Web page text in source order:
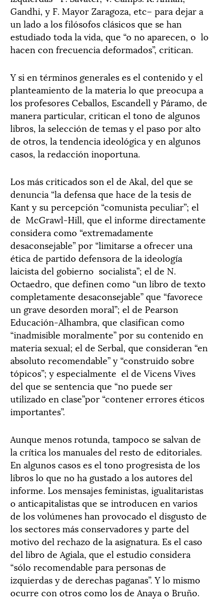
Gandhi, y F. Mayor Zaragoza, etc– para dejar a
un lado a los filósofos clásicos que se han
estudiado toda la vida, que “o no aparecen, o lo
hacen con frecuencia deformados”, critican.
Y si en términos generales es el contenido y el
planteamiento de la materia lo que preocupa a
los profesores Ceballos, Escandell y Páramo, de
manera particular, critican el tono de algunos
libros, la selección de temas y el paso por alto
de otros, la tendencia ideológica y en algunos
casos, la redacción inoportuna.
Los más criticados son el de Akal, del que se
denuncia “la defensa que hace de la tesis de
Kant y su percepción “comunista peculiar”; el
de McGrawl-Hill, que el informe directamente
considera como “extremadamente
desaconsejable” por “limitarse a ofrecer una
ética de partido defensora de la ideología
laicista del gobierno socialista”; el de N.
Octaedro, que definen como “un libro de texto
completamente desaconsejable” que “favorece
un grave desorden moral”; el de Pearson
Educación-Alhambra, que clasifican como
“inadmisible moralmente” por su contenido en
materia sexual; el de Serbal, que consideran “en
absoluto recomendable” y “construido sobre
tópicos”; y especialmente el de Vicens Vives
del que se sentencia que “no puede ser
utilizado en clase”por “contener errores éticos
importantes”.
Aunque menos rotunda, tampoco se salvan de
la crítica los manuales del resto de editoriales.
En algunos casos es el tono progresista de los
libros lo que no ha gustado a los autores del
informe. Los mensajes feministas, igualitaristas
o anticapitalistas que se introducen en varios
de los volúmenes han provocado el disgusto de
los sectores más conservadores y parte del
motivo del rechazo de la asignatura. Es el caso
del libro de Agiala, que el estudio considera
“sólo recomendable para personas de
izquierdas y de derechas paganas”. Y lo mismo
ocurre con otros como los de Anaya o Bruño.